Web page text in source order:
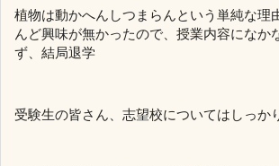
植物は動かへんしつまらんという単純な理
んど興味が無かったので、授業内容になか
ず、結局退学
受験生の皆さん、志望校についてはしっか